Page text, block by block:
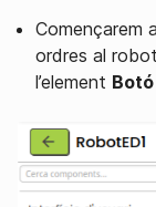
Començarem
ordres al
l’element Botó